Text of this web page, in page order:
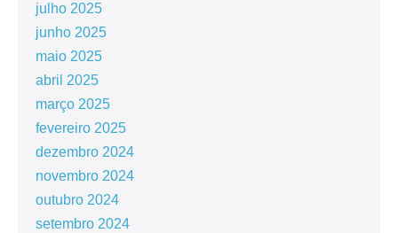
julho 2025
junho 2025
maio 2025
abril 2025
março 2025
fevereiro 2025
dezembro 2024
novembro 2024
outubro 2024
setembro 2024